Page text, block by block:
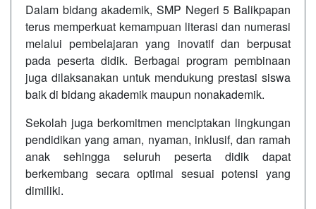
Dalam bidang akademik, SMP Negeri 5 Balikpapan
terus memperkuat kemampuan literasi dan numerasi
melalui pembelajaran yang inovatif dan berpusat
pada peserta didik. Berbagai program pembinaan
juga dilaksanakan untuk mendukung prestasi siswa
baik di bidang akademik maupun nonakademik.
Sekolah juga berkomitmen menciptakan lingkungan
pendidikan yang aman, nyaman, inklusif, dan ramah
anak sehingga seluruh peserta didik dapat
berkembang secara optimal sesuai potensi yang
dimiliki.